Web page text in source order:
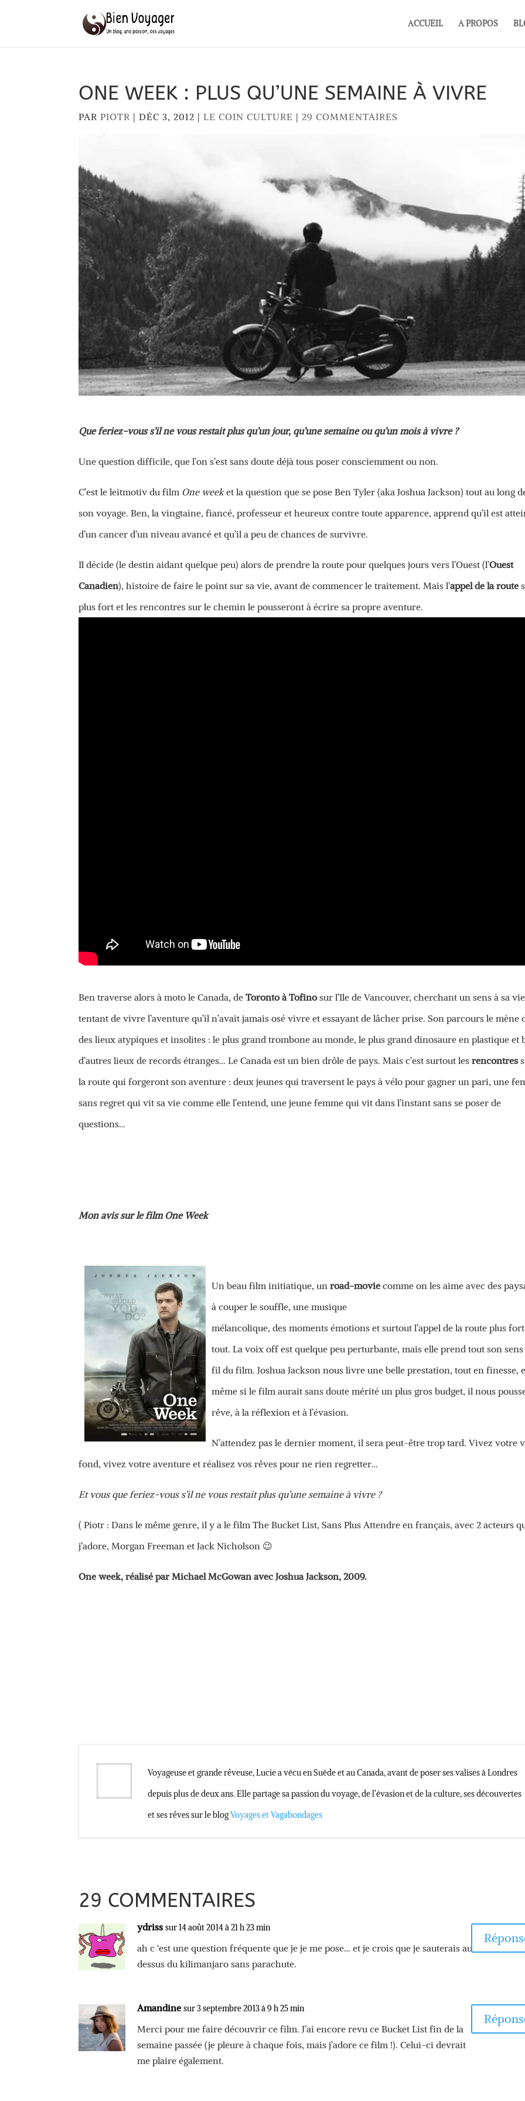
ACCUEIL A PROPOS
ONE WEEK : PLUS QU’UNE SEMAINE À VIVRE
PARPIOTR |DÉC 3, 2012 |LE COIN CULTURE |29 COMMENTAIRES
Que feriez-vous s’il ne vous restait plus qu’un jour, qu’une semaine ou qu’un mois à vivre ?
Une question difficile, que l’on s’est sans doute déjà tous poser consciemment ou non.
C’est le leitmotiv du film One weeket la question que se pose Ben Tyler (aka Joshua Jackson) tout au long
son voyage. Ben, la vingtaine, fiancé, professeur et heureux contre toute apparence, apprend qu’il est
d’un cancer d’un niveau avancé et qu’il a peu de chances de survivre.
Il décide (le destin aidant quelque peu) alors de prendre la route pour quelques jours vers l’Ouest (l’Ouest
Canadien), histoire de faire le point sur sa vie, avant de commencer le traitement. Mais l’appel de la route
plus fort et les rencontres sur le chemin le pousseront à écrire sa propre aventure.
Ben traverse alors à moto le Canada, deToronto à Tofinosur l’Ile de Vancouver, cherchant un sens à sa
tentant de vivre l’aventure qu’il n’avait jamais osé vivre et essayant de lâcher prise. Son parcours le mène
des lieux atypiques et insolites : le plus grand trombone au monde, le plus grand dinosaure en plastique et
d’autres lieux de records étranges… Le Canada est un bien drôle de pays. Mais c’est surtout lesrencontres
la route qui forgeront son aventure : deux jeunes qui traversent le pays à vélo pour gagner un pari, une
sans regret qui vit sa vie comme elle l’entend, une jeune femme qui vit dans l’instant sans se poser de
questions…
Mon avis sur le film One Week
Un beau film initiatique, unroad-movie comme on les aime avec des
à couper le souffle, une musique
mélancolique, des moments émotions et surtout l’appel de la route plus
tout. La voix off est quelque peu perturbante, mais elle prend tout son sens
fil du film. Joshua Jackson nous livre une belle prestation, tout en finesse,
même si le film aurait sans doute mérité un plus gros budget, il nous
rêve, à la réflexion et à l’évasion.
N’attendez pas le dernier moment, il sera peut-être trop tard. Vivez votre
fond, vivez votre aventure et réalisez vos rêves pour ne rien regretter…
Et vous que feriez-vous s’il ne vous restait plus qu’une semaine à vivre ?
( Piotr : Dans le même genre, il y a le film The Bucket List, Sans Plus Attendre en français, avec 2 acteurs
j’adore, Morgan Freeman et Jack Nicholson 😉
One week, réalisé par Michael McGowan avec Joshua Jackson, 2009.
Voyageuse et grande rêveuse, Lucie a vécu en Suède et au Canada, avant de poser ses valises à Londres
depuis plus de deux ans. Elle partage sa passion du voyage, de l’évasion et de la culture, ses découvertes
et ses rêves sur le blogVoyages et Vagabondages
29 COMMENTAIRES
ydriss sur 14 août 2014 à 21 h 23 min
ah c ‘est une question fréquente que je je me pose… et je crois que je sauterais au
dessus du kilimanjaro sans parachute.
Amandine sur 3 septembre 2013 à 9 h 25 min
Merci pour me faire découvrir ce film. J’ai encore revu ce Bucket List fin de la
semaine passée (je pleure à chaque fois, mais j’adore ce film !). Celui-ci devrait
me plaire également.